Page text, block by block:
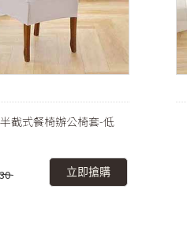
截式餐椅辦公椅套-低
立即搶購